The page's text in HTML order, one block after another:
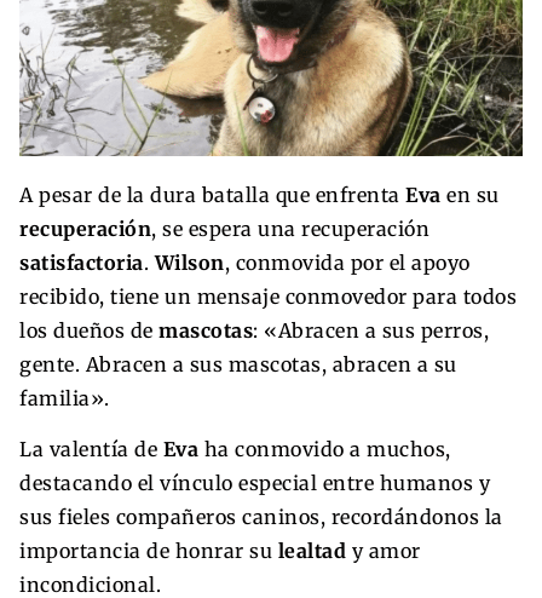
A pesar de la dura batalla que enfrenta Eva en su
recuperación, se espera una recuperación
satisfactoria.Wilson, conmovida por el apoyo
recibido, tiene un mensaje conmovedor para todos
los dueños de mascotas: «Abracen a sus perros,
gente. Abracen a sus mascotas, abracen a su
familia».
La valentía de Eva ha conmovido a muchos,
destacando el vínculo especial entre humanos y
sus fieles compañeros caninos, recordándonos la
importancia de honrar su lealtad y amor
incondicional.